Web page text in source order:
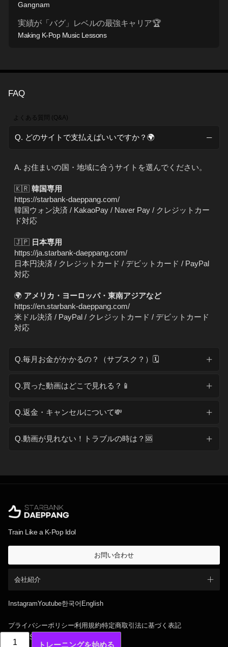
Gangnam
実績が「バグ」レベルの最強キャリア🏆
Making K-Pop Music Lessons
FAQ
よくある質問 (Q&A)
Q. どのサイトで支払えばいいですか？🌍
A. お住まいの国・地域に合うサイトを選んでください。
🇰🇷 韓国専用
https://starbank-daeppang.com/
韓国ウォン決済 / KakaoPay / Naver Pay / クレジットカー
ド対応
🇯🇵 日本専用
https://ja.starbank-daeppang.com/
日本円決済 / クレジットカード / デビットカード / PayPal
対応
🌍 アメリカ・ヨーロッパ・東南アジアなど
https://en.starbank-daeppang.com/
米ドル決済 / PayPal / クレジットカード / デビットカード
対応
Q.毎月お金がかかるの？（サブスク？）🗓️
Q.買った動画はどこで見れる？📱
Q.返金・キャンセルについて💸
Q.動画が見れない！トラブルの時は？🆘
トレーニングを始める
Train Like a K-Pop Idol
お問い合わせ
会社紹介
InstagramYoutube한국어 English
©2025 STARBANK All rights reserved
プライバシーポリシー利用規約特定商取引法に基づく表記